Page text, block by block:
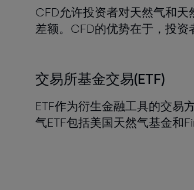
CFD允许投资者对天然气和
差额。CFD的优势在于，投资
交易所基金交易(ETF)
ETF作为衍生金融工具的交易
气ETF包括美国天然气基金和